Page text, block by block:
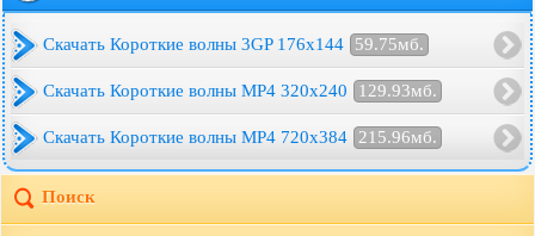
Скачать Короткие волны 3GP 176x144 59.75мб.
Скачать Короткие волны MP4 320x240 129.93мб.
Скачать Короткие волны MP4 720x384 215.96мб.
Поиск